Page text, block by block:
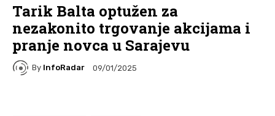
Tarik Balta optužen za
nezakonito trgovanje akcijama i
pranje novca u Sarajevu
By InfoRadar 09/01/2025